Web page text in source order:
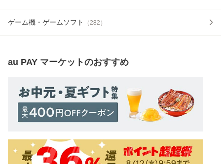
ゲーム機・ゲームソフト （282 ）
au PAY マーケットのおすすめ